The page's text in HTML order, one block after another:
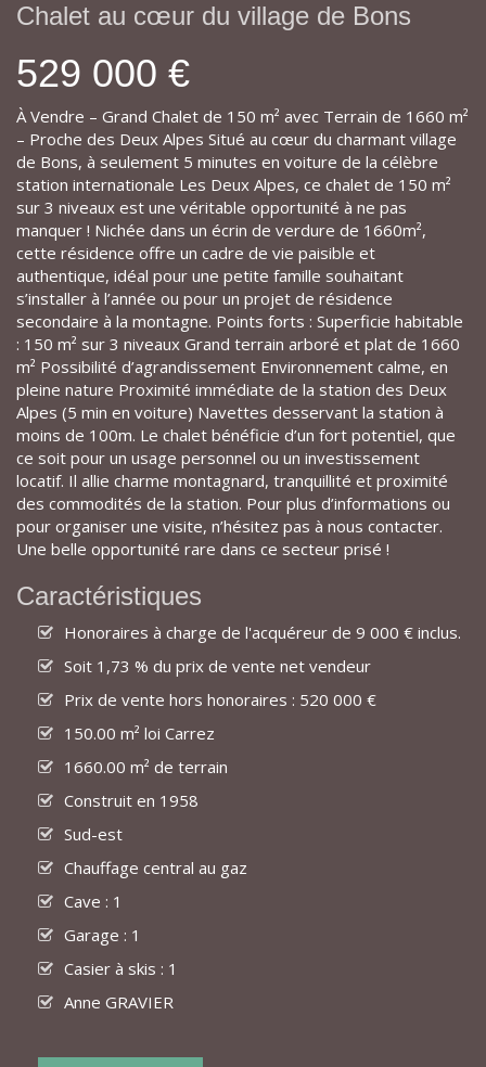
Chalet au cœur du village de Bons
529 000 €
À Vendre – Grand Chalet de 150 m² avec Terrain de 1660 m²
– Proche des Deux Alpes Situé au cœur du charmant village
de Bons, à seulement 5 minutes en voiture de la célèbre
station internationale Les Deux Alpes, ce chalet de 150 m²
sur 3 niveaux est une véritable opportunité à ne pas
manquer ! Nichée dans un écrin de verdure de 1660m²,
cette résidence offre un cadre de vie paisible et
authentique, idéal pour une petite famille souhaitant
s’installer à l’année ou pour un projet de résidence
secondaire à la montagne. Points forts : Superficie habitable
: 150 m² sur 3 niveaux Grand terrain arboré et plat de 1660
m² Possibilité d’agrandissement Environnement calme, en
pleine nature Proximité immédiate de la station des Deux
Alpes (5 min en voiture) Navettes desservant la station à
moins de 100m. Le chalet bénéficie d’un fort potentiel, que
ce soit pour un usage personnel ou un investissement
locatif. Il allie charme montagnard, tranquillité et proximité
des commodités de la station. Pour plus d’informations ou
pour organiser une visite, n’hésitez pas à nous contacter.
Une belle opportunité rare dans ce secteur prisé !
Caractéristiques
Honoraires à charge de l'acquéreur de 9 000 € inclus.
Soit 1,73 % du prix de vente net vendeur
Prix de vente hors honoraires : 520 000 €
150.00 m² loi Carrez
1660.00 m² de terrain
Construit en 1958
Sud-est
Chauffage central au gaz
Cave : 1
Garage : 1
Casier à skis : 1
Anne GRAVIER